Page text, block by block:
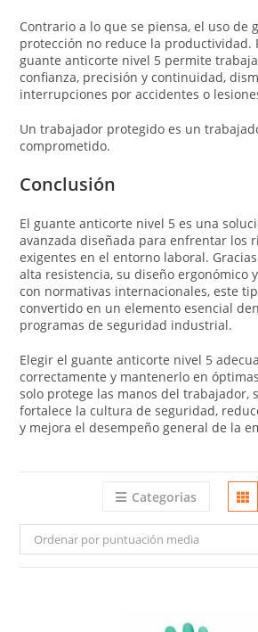
Contrario a lo que se piensa, el uso de
protección no reduce la productividad.
guante anticorte nivel 5 permite
confianza, precisión y continuidad,
interrupciones por accidentes o
Un trabajador protegido es un
comprometido.
Conclusión
El guante anticorte nivel 5 es una
avanzada diseñada para enfrentar los
exigentes en el entorno laboral.
alta resistencia, su diseño ergonómico
con normativas internacionales, este
convertido en un elemento esencial
programas de seguridad industrial.
Elegir el guante anticorte nivel 5
correctamente y mantenerlo en
solo protege las manos del trabajador,
fortalece la cultura de seguridad,
y mejora el desempeño general de la
Categorias
Ordenar por puntuación media